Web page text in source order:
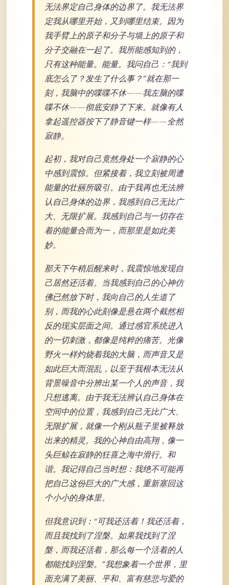
无法界定自己身体的边界了。我无法界
定我从哪里开始，又到哪里结束。因为
我手臂上的原子和分子与墙上的原子和
分子交融在一起了。我所能感知到的，
只有这种能量。能量。我问自己：“我到
底怎么了？发生了什么事？”就在那一
刻，我脑中的喋喋不休——我左脑的喋
喋不休——彻底安静了下来。就像有人
拿起遥控器按下了静音键一样——全然
寂静。
起初，我对自己竟然身处一个寂静的心
中感到震惊。但紧接着，我立刻被周遭
能量的壮丽所吸引。由于我再也无法辨
认自己身体的边界，我感到自己无比广
大、无限扩展。我感到自己与一切存在
着的能量合而为一，而那里是如此美
妙。
那天下午稍后醒来时，我震惊地发现自
己居然还活着。当我感到自己的心神仿
佛已然放下时，我向自己的人生道了
别，而我的心此刻像是悬在两个截然相
反的现实层面之间。通过感官系统进入
的一切刺激，都像是纯粹的痛苦。光像
野火一样灼烧着我的大脑，而声音又是
如此巨大而混乱，以至于我根本无法从
背景噪音中分辨出某一个人的声音，我
只想逃离。由于我无法辨认自己身体在
空间中的位置，我感到自己无比广大、
无限扩展，就像一个刚从瓶子里被释放
出来的精灵。我的心神自由高翔，像一
头巨鲸在寂静的狂喜之海中滑行。和
谐。我记得自己当时想：我绝不可能再
把自己这份巨大的广大感，重新塞回这
个小小的身体里。
但我意识到：“可我还活着！我还活着，
而且我找到了涅槃。如果我找到了涅
槃，而我还活着，那么每一个活着的人
都能找到涅槃。”我想象着一个世界，里
面充满了美丽、平和、富有慈悲与爱的